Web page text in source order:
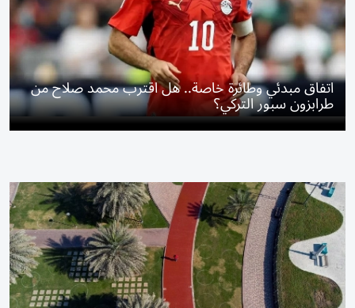
اتفاق مبدئي وطائرة خاصة.. هل اقترب محمد صلاح من
طرابزون سبور التركي؟